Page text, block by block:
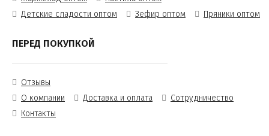
Детские сладости оптом
Зефир оптом Пряники оптом
ПЕРЕД ПОКУПКОЙ
Отзывы
О компании
Доставка и оплата
Сотрудничество
Контакты